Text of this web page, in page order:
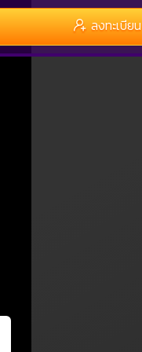
ลงทะเบียน